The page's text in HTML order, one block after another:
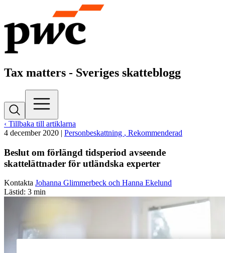
Tax matters - Sveriges skatteblogg
‹ Tillbaka till artiklarna
4 december 2020 | Personbeskattning , Rekommenderad
Beslut om förlängd tidsperiod avseende
skattelättnader för utländska experter
Kontakta Johanna Glimmerbeck och Hanna Ekelund
Lästid: 3 min